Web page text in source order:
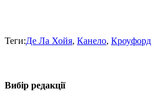
Теги:Де Ла Хойя, Канело, Кроуфорд
Вибір редакції